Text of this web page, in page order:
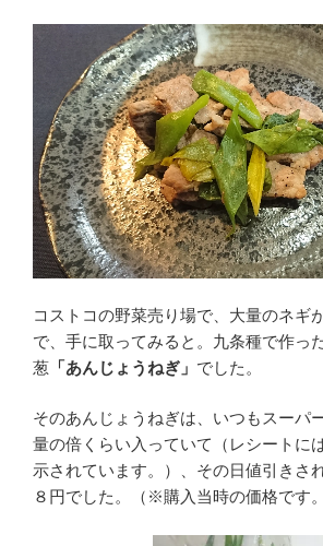
コストコの野菜売り場で、大量のネギ
で、手に取ってみると。九条種で作っ
葱 「あんじょうねぎ」 でした。
そのあんじょうねぎは、いつもスーパ
量の倍くらい入っていて（レシートに
示されています。）、その日値引きさ
８円でした。（※購入当時の価格です。